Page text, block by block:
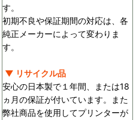
す。
初期不良や保証期間の対応は、各
純正メーカーによって変わりま
す。
▼ リサイクル品
安心の日本製で１年間、または18
ヵ月の保証が付いています。また
弊社商品を使用してプリンターが